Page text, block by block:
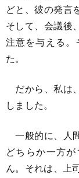
どと、彼の発言
そして、会議後
注意を与える。
た。
だから、私は
しました。
一般的に、人
どちらか一方
ん。それは、上